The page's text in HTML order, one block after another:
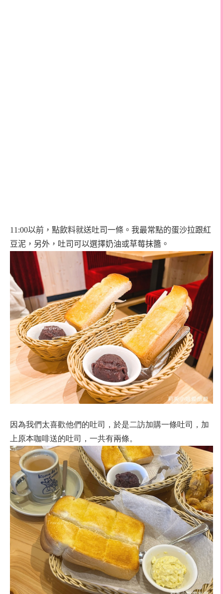
11:00以前，點飲料就送吐司一條。我最常點的蛋沙拉跟紅
豆泥，另外，吐司可以選擇奶油或草莓抹醬。
因為我們太喜歡他們的吐司，於是二訪加購一條吐司，加
上原本咖啡送的吐司，一共有兩條。